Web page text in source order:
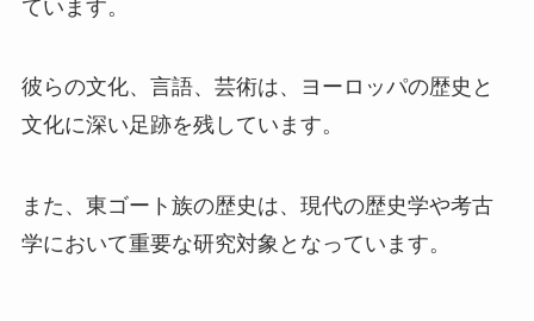
ています。
彼らの文化、言語、芸術は、ヨーロッパの歴史と
文化に深い足跡を残しています。
また、東ゴート族の歴史は、現代の歴史学や考古
学において重要な研究対象となっています。